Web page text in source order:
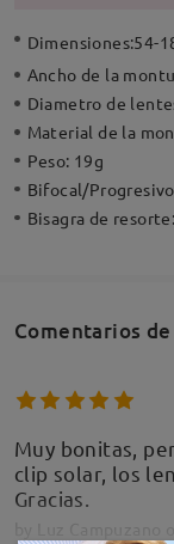
Dimensiones:54-
Ancho de la
Diametro de
Material de la
Peso: 19g
Bifocal/
Bisagra de resorte:
Comentarios
Muy bonitas,
clip solar, los
Gracias.